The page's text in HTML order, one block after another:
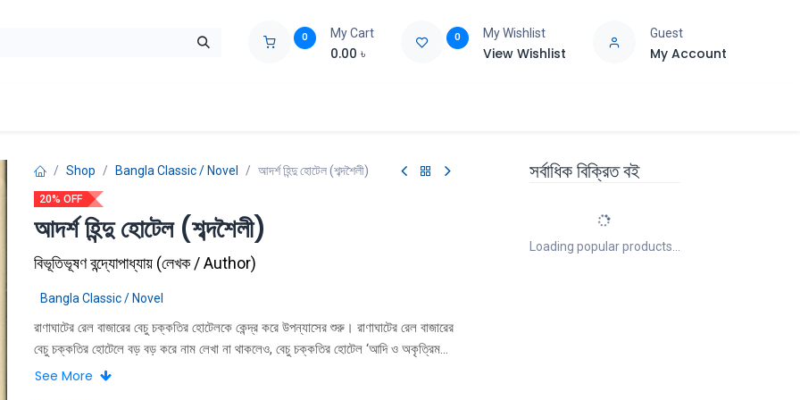
0 My Cart
0.00 ৳
0 My Wishlist
View Wishlist
Guest
My Account
Shop Bangla Classic / Novel আদর্শ হিন্দু হোটেল (শব্দশৈলী)
20% OFF
আদর্শ হিন্দু হোটেল (শব্দশৈলী)
বিভূতিভূষণ বন্দ্যোপাধ্যায়(লেখক / Author)
Bangla Classic / Novel
রাণাঘাটের রেল বাজারের বেচু চক্কতির হােটেলকে কেন্দ্র করে উপন্যাসের শুরু। রাণাঘাটের রেল বাজারের
বেচু চক্কতির হােটেলে বড় বড় করে নাম লেখা না থাকলেও, বেচু চক্কতির হােটেল ‘আদি ও অকৃত্রিম
হিন্দু হােটেল’ লােকজনের তা বুঝতে অসুবিধা হয় না। তাই পাশেই যদু বাড়য্যের হােটেল হলেও বেচু বাবুর
See More
সর্বাধিক বিক্রিত বই
Loading popular products...